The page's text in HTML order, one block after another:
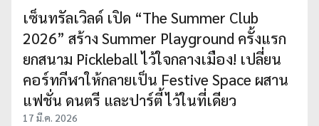
เซ็นทรัลเวิลด์ เปิด “The Summer Club
2026” สร้าง Summer Playground ครั้งแรก
ยกสนาม Pickleball ไว้ใจกลางเมือง! เปลี่ยน
คอร์ทกีฬาให้กลายเป็น Festive Space ผสาน
แฟชั่น ดนตรี และปาร์ตี้ ไว้ในที่เดียว
17 มี.ค. 2026